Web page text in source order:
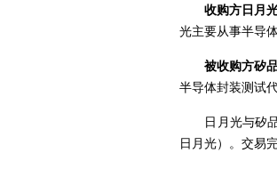
收购方 日月
光主要从事半导
被收购方矽
半导体封装测试
日月光与矽
日月光）。交易